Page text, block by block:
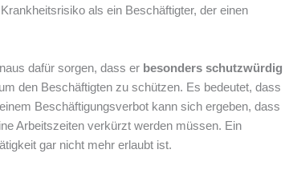
als ein Beschäftigter, der einen
dafür sorgen, dass er besonders schutzwürdig
den Beschäftigten zu schützen. Es bedeutet, dass
Beschäftigungsverbot kann sich ergeben, dass
Arbeitszeiten verkürzt werden müssen. Ein
gar nicht mehr erlaubt ist.